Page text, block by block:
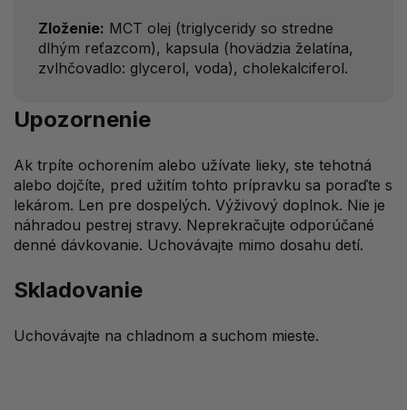
Zloženie: MCT olej (triglyceridy so stredne
dlhým reťazcom), kapsula (hovädzia želatína,
zvlhčovadlo: glycerol, voda), cholekalciferol.
Upozornenie
Ak trpíte ochorením alebo užívate lieky, ste tehotná
alebo dojčíte, pred užitím tohto prípravku sa poraďte s
lekárom. Len pre dospelých. Výživový doplnok. Nie je
náhradou pestrej stravy. Neprekračujte odporúčané
denné dávkovanie. Uchovávajte mimo dosahu detí.
Skladovanie
Uchovávajte na chladnom a suchom mieste.